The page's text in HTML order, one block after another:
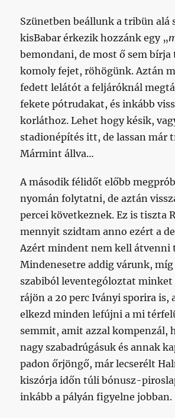
Szünetben beállunk a tribün alá
kisBabar érkezik hozzánk egy „
bemondani, de most ő sem bírja
komoly fejet, röhögünk. Aztán
fedett lelátót a feljáróknál
fekete pótrudakat, és inkább
korláthoz. Lehet hogy késik,
stadionépítés itt, de lassan már
Mármint állva…
A második félidőt előbb
nyomán folytatni, de aztán
percei következnek. Ez is tiszta
mennyit szidtam anno ezért a
Azért mindent nem kell átvenni
Mindenesetre addig várunk, míg
szabiból leventególoztat minket
rájön a 20 perc Iványi sporira is,
elkezd minden lefújni a mi
semmit, amit azzal kompenzál,
nagy szabadrúgásuk és annak
padon őrjöngő, már lecserélt
kiszórja időn túli bónusz-
inkább a pályán figyelne jobban.